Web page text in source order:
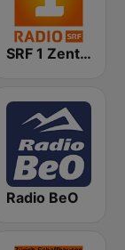
SRF 1 Zentralschweiz
Radio BeO